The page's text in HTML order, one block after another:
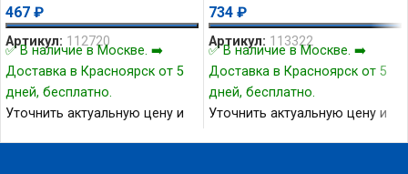
467 ₽
Артикул: 112720
✅ В наличие в Москве. ➡️
Доставка в Красноярск от 5
дней, бесплатно.
Уточнить актуальную цену и
734 ₽
Артикул: 113322
✅ В наличие в Москве. ➡️
Доставка в Красноярск от 5
дней, бесплатно.
Уточнить актуальную цену и